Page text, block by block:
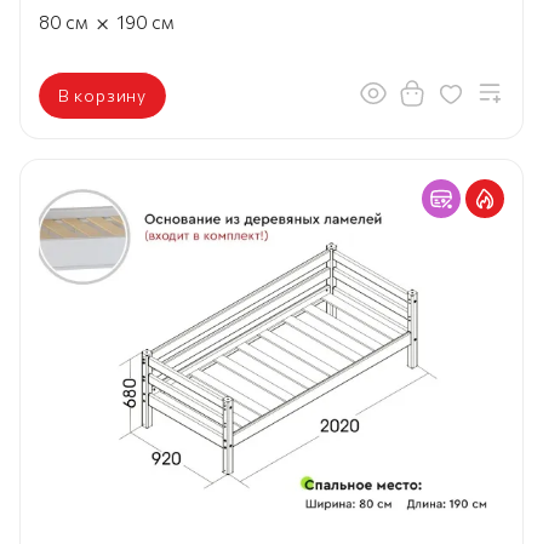
80 см × 190 см
В корзину